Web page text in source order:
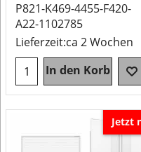
P821-K469-4455-F420-
A22-1102785
Lieferzeit:ca 2 Wochen
In den Korb
Jetzt